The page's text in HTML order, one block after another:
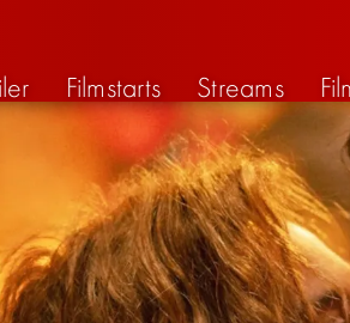
Filmstarts Streams